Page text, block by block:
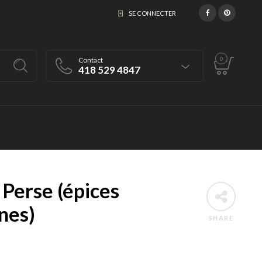
SE CONNECTER
Contact
418 529 4847
0
SHARE
(épices